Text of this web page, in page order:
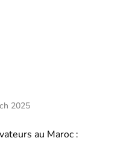
2025
au Maroc :